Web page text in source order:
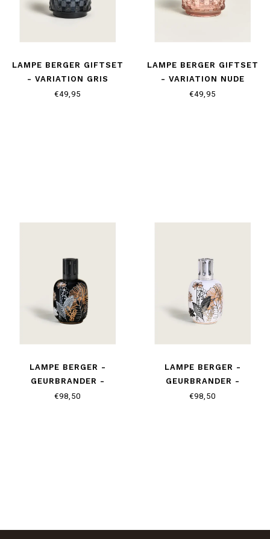
LAMPE BERGER GIFTSET
- VARIATION GRIS
€49,95
LAMPE BERGER GIFTSET
- VARIATION NUDE
€49,95
LAMPE BERGER -
GEURBRANDER -
VÉGÉTALE NOIRE
€98,50
LAMPE BERGER -
GEURBRANDER -
VÉGÉTALE BLANCHE
€98,50